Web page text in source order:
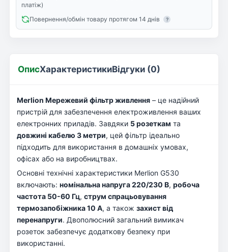
платіж)
Повернення/обмін товару протягом 14 днів
?
ОписХарактеристикиВідгуки (0)
Merlion Мережевий фільтр живлення – це надійний
пристрій для забезпечення електроживлення ваших
електронних приладів. Завдяки 5 розеткам та
довжині кабелю 3 метри, цей фільтр ідеально
підходить для використання в домашніх умовах,
офісах або на виробництвах.
Основні технічні характеристики Merlion G530
включають: номінальна напруга 220/230 В, робоча
частота 50-60 Гц, струм спрацьовування
термозапобіжника 10 А, а також захист від
перенапруги. Двополюсний загальний вимикач
розеток забезпечує додаткову безпеку при
використанні.